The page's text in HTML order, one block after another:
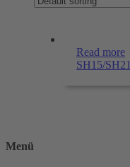
Read more
SH15/SH21
Menü